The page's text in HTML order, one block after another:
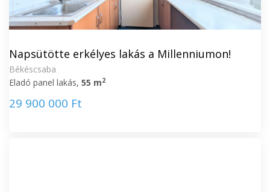
Napsütötte erkélyes lakás a Millenniumon!
Békéscsaba
Eladó panel lakás, 55 m2
29 900 000 Ft